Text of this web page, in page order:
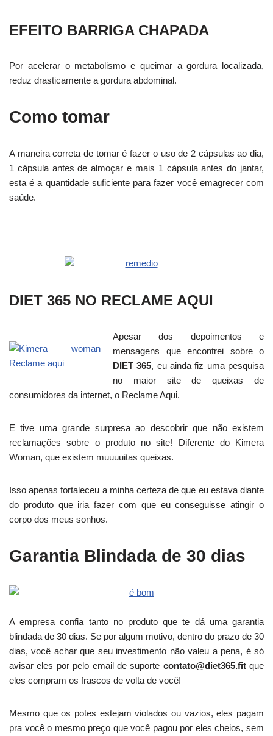
EFEITO BARRIGA CHAPADA
Por acelerar o metabolismo e queimar a gordura localizada,
reduz drasticamente a gordura abdominal.
Como tomar
A maneira correta de tomar é fazer o uso de 2 cápsulas ao dia,
1 cápsula antes de almoçar e mais 1 cápsula antes do jantar,
esta é a quantidade suficiente para fazer você emagrecer com
saúde.
DIET 365 NO RECLAME AQUI
Apesar dos depoimentos e
mensagens que encontrei sobre o
DIET 365, eu ainda fiz uma pesquisa
no maior site de queixas de
consumidores da internet, o Reclame Aqui.
E tive uma grande surpresa ao descobrir que não existem
reclamações sobre o produto no site! Diferente do Kimera
Woman, que existem muuuuitas queixas.
Isso apenas fortaleceu a minha certeza de que eu estava diante
do produto que iria fazer com que eu conseguisse atingir o
corpo dos meus sonhos.
Garantia Blindada de 30 dias
A empresa confia tanto no produto que te dá uma garantia
blindada de 30 dias. Se por algum motivo, dentro do prazo de 30
dias, você achar que seu investimento não valeu a pena, é só
avisar eles por pelo email de suporte contato@diet365.fitque
eles compram os frascos de volta de você!
Mesmo que os potes estejam violados ou vazios, eles pagam
pra você o mesmo preço que você pagou por eles cheios, sem